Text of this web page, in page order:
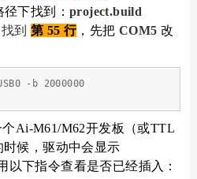
下找到： project.build
到 第 55 行 ，先把 COM5 改
-b 2000000
Ai-M61/M62开发板（或TTL
时候，驱动中会显示
以下指令查看是否已经插入：